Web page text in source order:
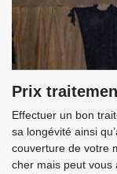
Prix
Effectuer un bon
sa longévité ainsi
couverture de votre
cher mais peut vous